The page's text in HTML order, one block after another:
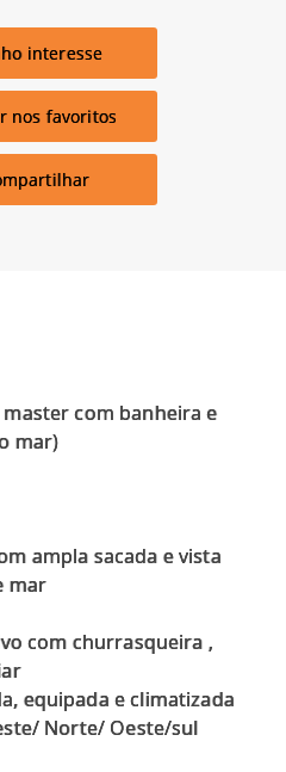
interesse
nos favoritos
com banheira e
mar)
ampla sacada e vista
mar
com churrasqueira ,
equipada e climatizada
Norte/ Oeste/sul